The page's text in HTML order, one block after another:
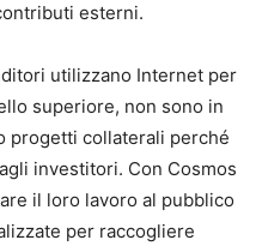
esterni.
utilizzano Internet per
superiore, non sono in
progetti collaterali perché
investitori. Con Cosmos
il loro lavoro al pubblico
per raccogliere